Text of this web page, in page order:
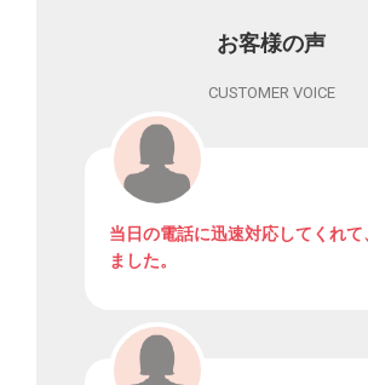
お客様の声
CUSTOMER VOICE
当日の電話に迅速対応してくれて
ました。